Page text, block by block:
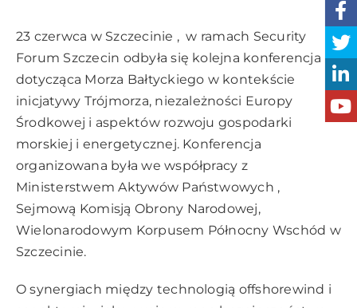
23 czerwca w Szczecinie , w ramach Security
Forum Szczecin odbyła się kolejna konferencja
dotycząca Morza Bałtyckiego w kontekście
inicjatywy Trójmorza, niezależności Europy
Środkowej i aspektów rozwoju gospodarki
morskiej i energetycznej. Konferencja
organizowana była we współpracy z
Ministerstwem Aktywów Państwowych ,
Sejmową Komisją Obrony Narodowej,
Wielonarodowym Korpusem Północny Wschód w
Szczecinie.
O synergiach między technologią offshorewind i